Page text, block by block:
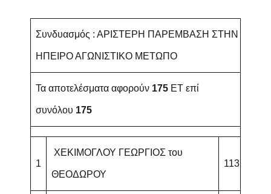
Συνδυασμός : ΑΡΙΣΤΕΡΗ ΠΑΡΕΜΒΑΣΗ ΣΤΗΝ
ΗΠΕΙΡΟ ΑΓΩΝΙΣΤΙΚΟ ΜΕΤΩΠΟ
Τα αποτελέσματα αφορούν 175 ET επί
συνόλου 175
1
ΧΕΚΙΜΟΓΛΟΥ ΓΕΩΡΓΙΟΣ του
ΘΕΟΔΩΡΟΥ
113